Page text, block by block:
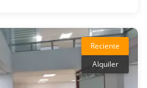
Reciente
Alquiler